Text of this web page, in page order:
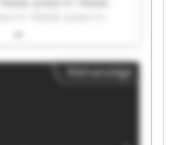
GmbH F1-TRADE-GmbH
F1-TRADE-GmbH F1-
GmbH F1-TRADE-GmbH
GmbH F1-TRADE-
Kleinanzeige